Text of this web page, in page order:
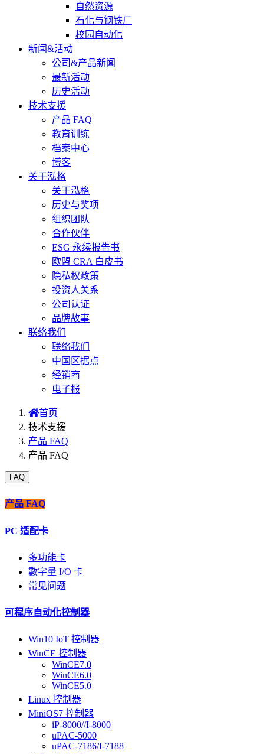
自然资源
石化与钢铁厂
校园自动化
新闻&活动
公司&产品新闻
最新活动
历史活动
技术支援
产品 FAQ
教育训练
档案中心
博客
关于泓格
关于泓格
历史与奖项
组织团队
合作伙伴
ESG 永续报告书
欧盟 CRA 白皮书
隐私权政策
投资人关系
公司认证
品牌故事
联络我们
联络我们
中国区据点
经销商
电子报
首页
技术支援
产品 FAQ
产品 FAQ
FAQ
产品 FAQ
PC 适配卡
多功能卡
數字量 I/O 卡
常见问题
可程序自动化控制器
Win10 IoT 控制器
WinCE 控制器
WinCE7.0
WinCE6.0
WinCE5.0
Linux 控制器
MiniOS7 控制器
iP-8000//I-8000
uPAC-5000
uPAC-7186/I-7188